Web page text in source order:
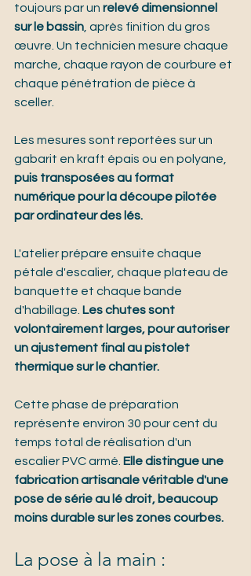
toujours par un relevé dimensionnel
sur le bassin, après finition du gros
œuvre. Un technicien mesure chaque
marche, chaque rayon de courbure et
chaque pénétration de pièce à
sceller.
Les mesures sont reportées sur un
gabarit en kraft épais ou en polyane,
puis transposées au format
numérique pour la découpe pilotée
par ordinateur des lés.
L'atelier prépare ensuite chaque
pétale d'escalier, chaque plateau de
banquette et chaque bande
d'habillage. Les chutes sont
volontairement larges, pour autoriser
un ajustement final au pistolet
thermique sur le chantier.
Cette phase de préparation
représente environ 30 pour cent du
temps total de réalisation d'un
escalier PVC armé. Elle distingue une
fabrication artisanale véritable d'une
pose de série au lé droit, beaucoup
moins durable sur les zones courbes.
La pose à la main :